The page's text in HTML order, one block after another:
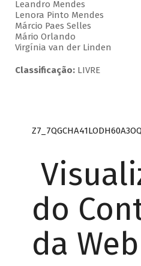
Leandro Mendes
Lenora Pinto Mendes
Márcio Paes Selles
Mário Orlando
Virgínia van der Linden
Classificação:LIVRE
do
da Web